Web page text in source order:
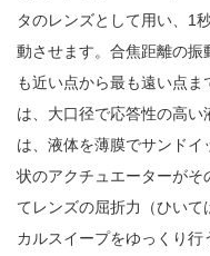
タのレンズとして用い、1
動させます。合焦距離の
も近い点から最も遠い点
は、大口径で応答性の高
は、液体を薄膜でサンド
状のアクチュエーターがそ
てレンズの屈折力（ひい
カルスイープをゆっくり